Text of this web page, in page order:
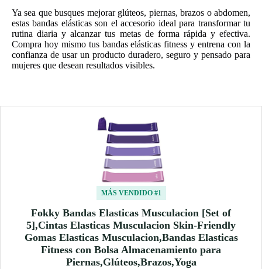
Ya sea que busques mejorar glúteos, piernas, brazos o abdomen,
estas bandas elásticas son el accesorio ideal para transformar tu
rutina diaria y alcanzar tus metas de forma rápida y efectiva.
Compra hoy mismo tus bandas elásticas fitness y entrena con la
confianza de usar un producto duradero, seguro y pensado para
mujeres que desean resultados visibles.
MÁS VENDIDO #1
Fokky Bandas Elasticas Musculacion [Set of
5],Cintas Elasticas Musculacion Skin-Friendly
Gomas Elasticas Musculacion,Bandas Elasticas
Fitness con Bolsa Almacenamiento para
Piernas,Glúteos,Brazos,Yoga